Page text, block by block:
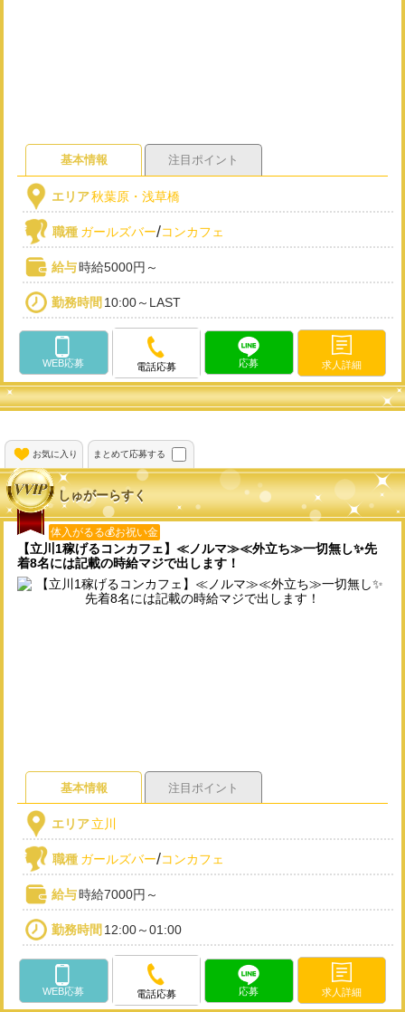
基本情報 注目ポイント
エリア秋葉原・浅草橋
職種 ガールズバー/コンカフェ
給与時給5000円～
勤務時間10:00～LAST
WEB応募 電話応募 応募 求人詳細
お気に入り まとめて応募する
しゅがーらすく
体入がるる💰お祝い金
【立川1稼げるコンカフェ】≪ノルマ≫≪外立ち≫一切無し✨先
着8名には記載の時給マジで出します！
基本情報 注目ポイント
エリア立川
職種 ガールズバー/コンカフェ
給与時給7000円～
勤務時間 12:00～01:00
WEB応募 電話応募 応募 求人詳細